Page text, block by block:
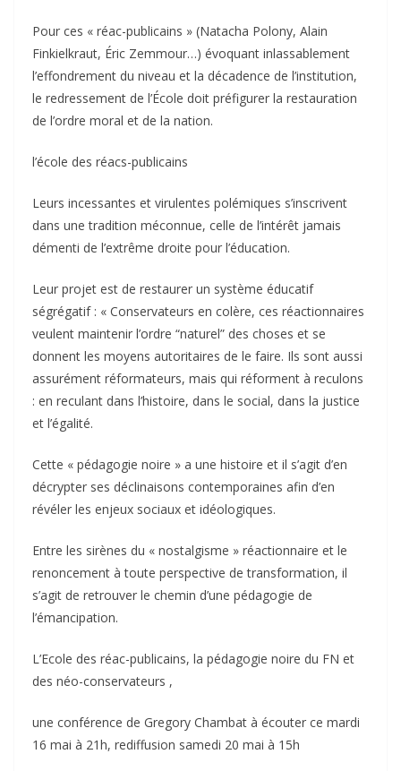
Pour ces « réac-publicains » (Natacha Polony, Alain
Finkielkraut, Éric Zemmour…) évoquant inlassablement
l’effondrement du niveau et la décadence de l’institution,
le redressement de l’École doit préfigurer la restauration
de l’ordre moral et de la nation.
l’école des réacs-publicains
Leurs incessantes et virulentes polémiques s’inscrivent
dans une tradition méconnue, celle de l’intérêt jamais
démenti de l’extrême droite pour l’éducation.
Leur projet est de restaurer un système éducatif
ségrégatif : « Conservateurs en colère, ces réactionnaires
veulent maintenir l’ordre “naturel” des choses et se
donnent les moyens autoritaires de le faire. Ils sont aussi
assurément réformateurs, mais qui réforment à reculons
: en reculant dans l’histoire, dans le social, dans la justice
et l’égalité.
Cette « pédagogie noire » a une histoire et il s’agit d’en
décrypter ses déclinaisons contemporaines afin d’en
révéler les enjeux sociaux et idéologiques.
Entre les sirènes du « nostalgisme » réactionnaire et le
renoncement à toute perspective de transformation, il
s’agit de retrouver le chemin d’une pédagogie de
l’émancipation.
L’Ecole des réac-publicains, la pédagogie noire du FN et
des néo-conservateurs ,
une conférence de Gregory Chambat à écouter ce mardi
16 mai à 21h, rediffusion samedi 20 mai à 15h